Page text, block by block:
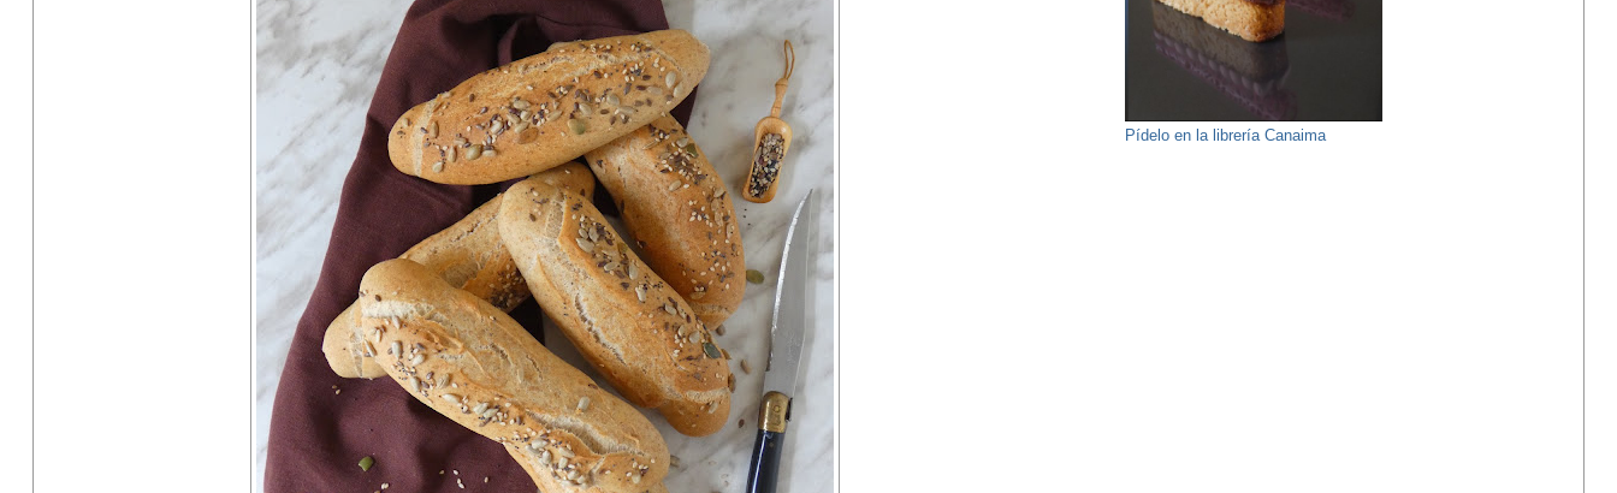
Pídelo en la librería Canaima